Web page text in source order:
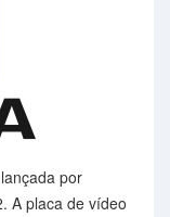
por
A placa de vídeo